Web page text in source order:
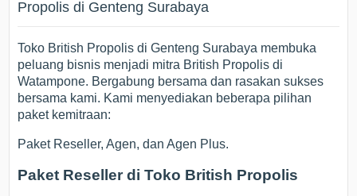
Propolis di Genteng Surabaya
Toko British Propolis di Genteng Surabaya membuka
peluang bisnis menjadi mitra British Propolis di
Watampone. Bergabung bersama dan rasakan sukses
bersama kami. Kami menyediakan beberapa pilihan
paket kemitraan:
Paket Reseller, Agen, dan Agen Plus.
Paket Reseller di Toko British Propolis